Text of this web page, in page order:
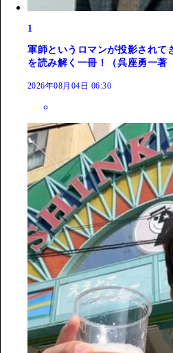
1
軍師というロマンが投影されて
を読み解く一冊！（呉座勇一著
2026年08月04日 06:30